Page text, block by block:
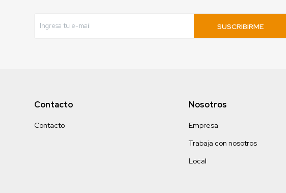
SUSCRIBIRME
Contacto
Contacto
Nosotros
Empresa
Trabaja con nosotros
Local